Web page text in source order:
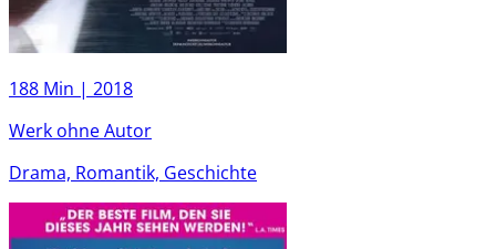
188 Min | 2018
Werk ohne Autor
Drama, Romantik, Geschichte